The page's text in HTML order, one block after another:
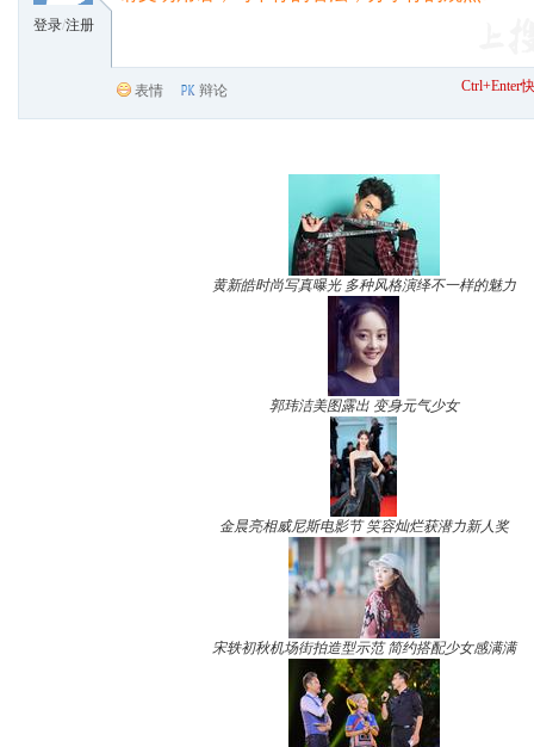
登录/注册
表情 辩论 Ctrl+Enter
黄新皓时尚写真曝光 多种风格演绎不一样的魅力
郭玮洁美图露出 变身元气少女
金晨亮相威尼斯电影节 笑容灿烂获潜力新人奖
宋轶初秋机场街拍造型示范 简约搭配少女感满满